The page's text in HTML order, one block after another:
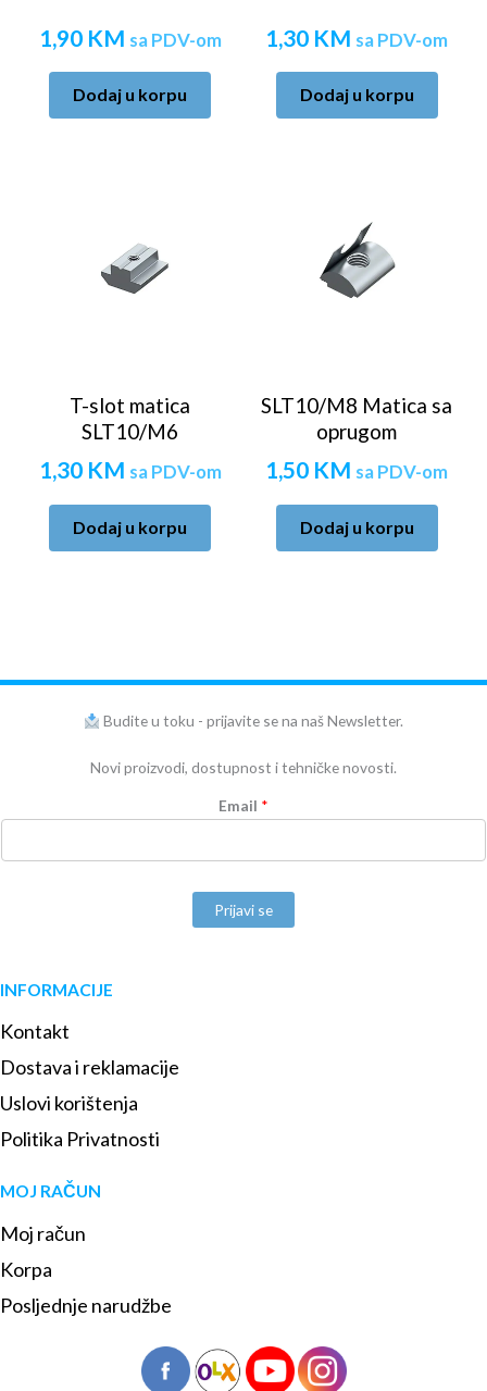
1,90 KM sa PDV-om
Dodaj u korpu
1,30 KM sa PDV-om
Dodaj u korpu
T-slot matica
SLT10/M6
1,30 KM sa PDV-om
Dodaj u korpu
SLT10/M8 Matica sa
oprugom
1,50 KM sa PDV-om
Dodaj u korpu
Budite u toku - prijavite se na naš Newsletter.
Novi proizvodi, dostupnost i tehničke novosti.
Email *
Prijavi se
INFORMACIJE
Kontakt
Dostava i reklamacije
Uslovi korištenja
Politika Privatnosti
MOJ RAČUN
Moj račun
Korpa
Posljednje narudžbe